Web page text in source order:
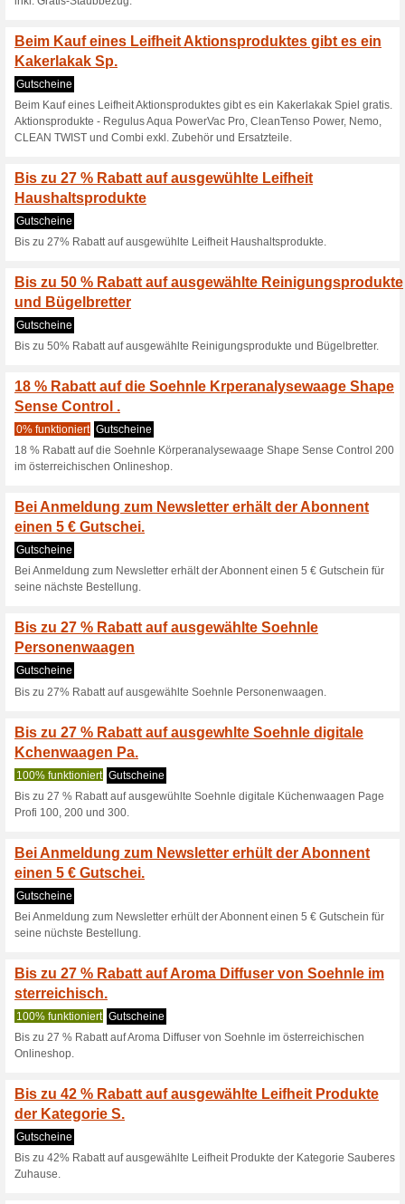
Aktuelle Angebote
Jetzt ein Leifheit
10 Raven.
Gutscheine
Jetzt ein Leifheit
verfügbar.).
Bis zu 44 % Rabatt
Gutscheine
Bis zu 44% Rabatt auf
5 Gutschei.
50% funktioniert
Bei Anmeldung zum
seine nüchste Bestellung.
Bis zu 46 % Rabatt
die Bodenre.
Gutscheine
Bis zu 46% Rabatt auf